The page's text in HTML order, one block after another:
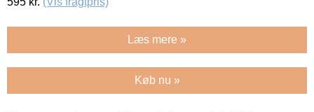
Læs mere »
Køb nu »